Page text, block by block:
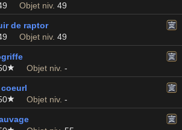
Objet niv. 49
de raptor
Objet niv. 49
Objet niv. -
Objet niv. -